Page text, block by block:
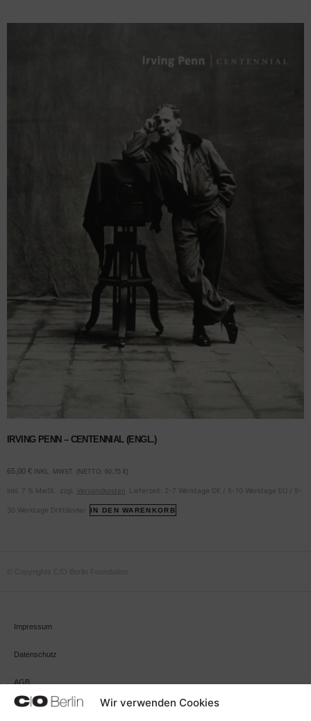
Wir verwenden Cookies
IRVING PENN – CENTENNIAL (ENGL.)
65,00 € INKL. MWST. (NETTO: 60,75 €)
inkl. 7 % MwSt. zzgl. Versandkosten Lieferzeit: 2-7 Werktage DE / 5-10 Werktage EU / 5-
30 Werktage Drittländer IN DEN WARENKORB
Impressum
Datenschutz
AGB
Cookie-Richtlinie (EU)